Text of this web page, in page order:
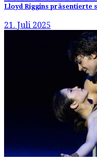
Lloyd Riggins präsentierte
21. Juli 2025